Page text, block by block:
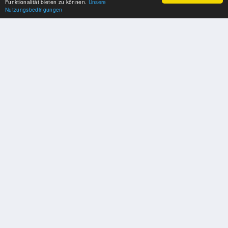
Funktionalität bieten zu können. Unsere
Nutzungsbedingungen